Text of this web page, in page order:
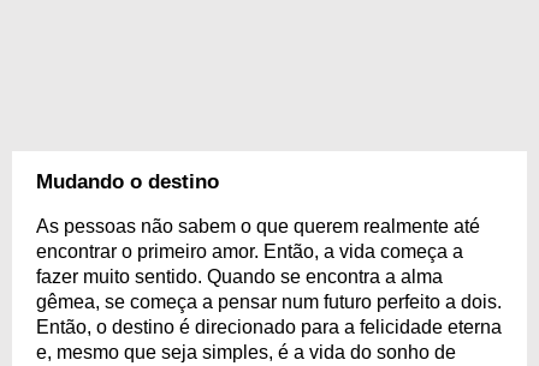
Mudando o destino
As pessoas não sabem o que querem realmente até
encontrar o primeiro amor. Então, a vida começa a
fazer muito sentido. Quando se encontra a alma
gêmea, se começa a pensar num futuro perfeito a dois.
Então, o destino é direcionado para a felicidade eterna
e, mesmo que seja simples, é a vida do sonho de